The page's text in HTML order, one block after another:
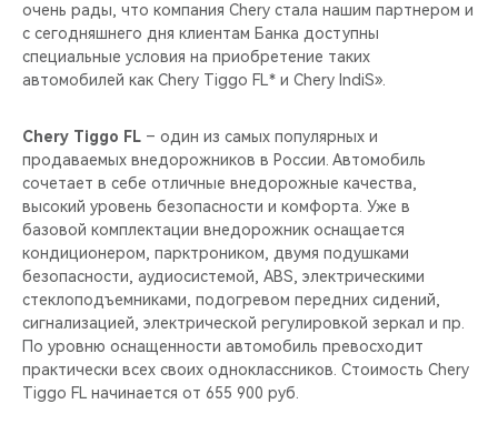
очень рады, что компания Chery стала нашим партнером и
с сегодняшнего дня клиентам Банка доступны
специальные условия на приобретение таких
автомобилей как Chery Tiggo FL* и Chery IndiS».
Chery Tiggo FL – один из самых популярных и
продаваемых внедорожников в России. Автомобиль
сочетает в себе отличные внедорожные качества,
высокий уровень безопасности и комфорта. Уже в
базовой комплектации внедорожник оснащается
кондиционером, парктроником, двумя подушками
безопасности, аудиосистемой, ABS, электрическими
стеклоподъемниками, подогревом передних сидений,
сигнализацией, электрической регулировкой зеркал и пр.
По уровню оснащенности автомобиль превосходит
практически всех своих одноклассников. Стоимость Chery
Tiggo FL начинается от 655 900 руб.